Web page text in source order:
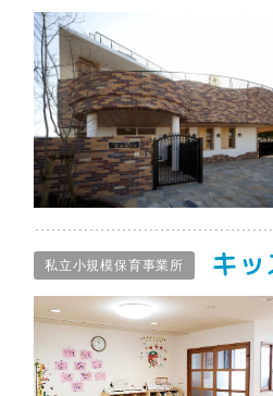
私立小規模保育事業所 キ